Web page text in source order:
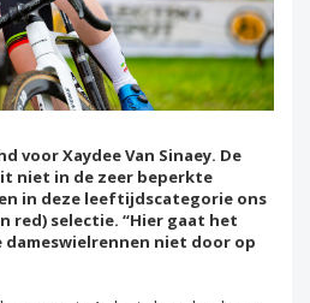
voor Xaydee Van Sinaey. De
niet in de zeer beperkte
in deze leeftijdscategorie ons
red) selectie. “Hier gaat het
dameswielrennen niet door op